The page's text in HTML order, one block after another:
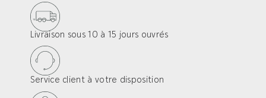
Livraison sous 10 à 15 jours ouvrés
Service client à votre disposition